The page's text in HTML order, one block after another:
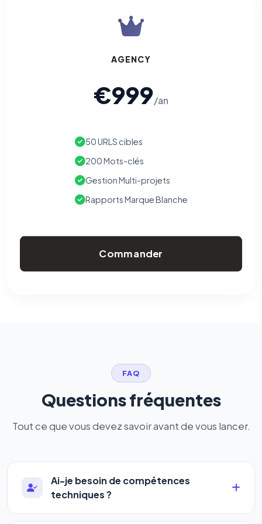
AGENCY
€999/an
50 URLS cibles
200 Mots-clés
Gestion Multi-projets
Rapports Marque Blanche
Commander
FAQ
Questions fréquentes
Tout ce que vous devez savoir avant de vous lancer.
Ai-je besoin de compétences
techniques ?
Absolument pas. Notre logiciel a été conçu pour